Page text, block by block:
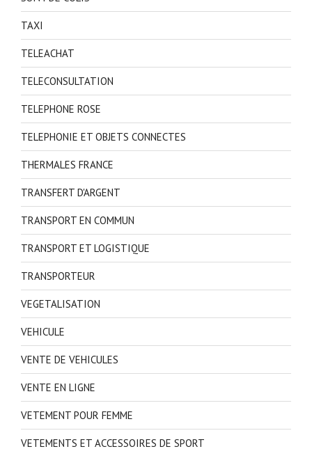
TAXI
TELEACHAT
TELECONSULTATION
TELEPHONE ROSE
TELEPHONIE ET OBJETS CONNECTES
THERMALES FRANCE
TRANSFERT D'ARGENT
TRANSPORT EN COMMUN
TRANSPORT ET LOGISTIQUE
TRANSPORTEUR
VEGETALISATION
VEHICULE
VENTE DE VEHICULES
VENTE EN LIGNE
VETEMENT POUR FEMME
VETEMENTS ET ACCESSOIRES DE SPORT